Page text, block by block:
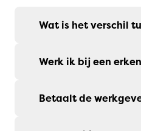
Wat is het verschil
Werk ik bij een
Betaalt de